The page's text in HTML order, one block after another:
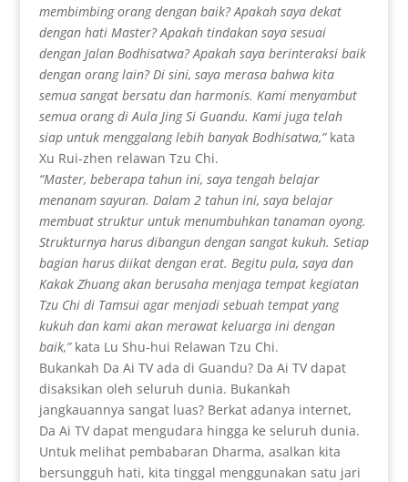
membimbing orang dengan baik? Apakah saya dekat
dengan hati Master? Apakah tindakan saya sesuai
dengan Jalan Bodhisatwa? Apakah saya berinteraksi baik
dengan orang lain? Di sini, saya merasa bahwa kita
semua sangat bersatu dan harmonis. Kami menyambut
semua orang di Aula Jing Si Guandu. Kami juga telah
siap untuk menggalang lebih banyak Bodhisatwa,” kata
Xu Rui-zhen relawan Tzu Chi.
“Master, beberapa tahun ini, saya tengah belajar
menanam sayuran. Dalam 2 tahun ini, saya belajar
membuat struktur untuk menumbuhkan tanaman oyong.
Strukturnya harus dibangun dengan sangat kukuh. Setiap
bagian harus diikat dengan erat. Begitu pula, saya dan
Kakak Zhuang akan berusaha menjaga tempat kegiatan
Tzu Chi di Tamsui agar menjadi sebuah tempat yang
kukuh dan kami akan merawat keluarga ini dengan
baik,”kata Lu Shu-hui Relawan Tzu Chi.
Bukankah Da Ai TV ada di Guandu? Da Ai TV dapat
disaksikan oleh seluruh dunia. Bukankah
jangkauannya sangat luas? Berkat adanya internet,
Da Ai TV dapat mengudara hingga ke seluruh dunia.
Untuk melihat pembabaran Dharma, asalkan kita
bersungguh hati, kita tinggal menggunakan satu jari